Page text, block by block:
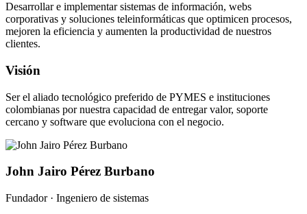
Desarrollar e implementar sistemas de información, webs
corporativas y soluciones teleinformáticas que optimicen procesos,
mejoren la eficiencia y aumenten la productividad de nuestros
clientes.
Visión
Ser el aliado tecnológico preferido de PYMES e instituciones
colombianas por nuestra capacidad de entregar valor, soporte
cercano y software que evoluciona con el negocio.
John Jairo Pérez Burbano
Fundador · Ingeniero de sistemas